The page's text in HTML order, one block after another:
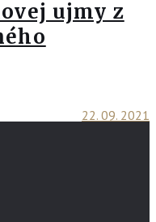
ujmy z
22. 09. 2021